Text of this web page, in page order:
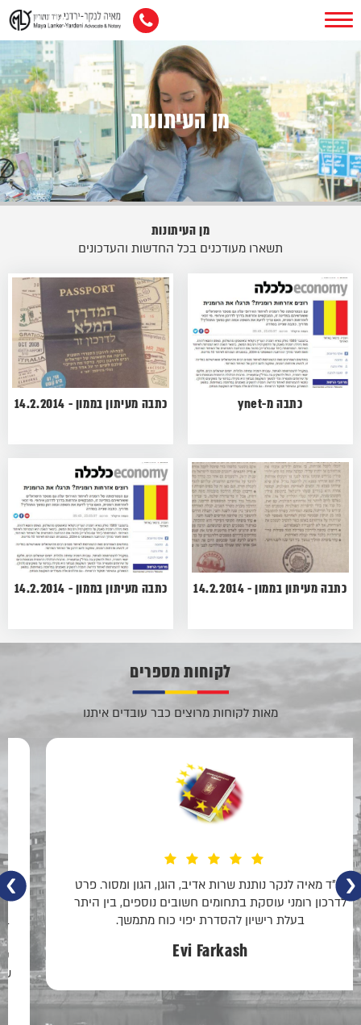
מן העיתונות
מן העיתונות
תשארו מעודכנים בכל החדשות והעדכונים
כתבה מ-ynet כתבה מעיתון בממון - 14.2.2014
כתבה מעיתון בממון - 14.2.2014 כתבה מעיתון בממון - 14.2.2014
לקוחות מספרים
מאות לקוחות מרוצים כבר עובדים איתנו
עו״ד מאיה לנקר נותנת שרות אדיב, הוגן, הגון ומסור. פרט
לדרכון רומני עוסקת בתחומים חשובים נוספים, בין היתר
בעלת רישיון להסדרת יפוי כוח מתמשך.
Evi Farkash